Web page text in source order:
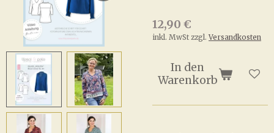
12,90 €
inkl. MwSt zzgl.Versandkosten
In den
Warenkorb